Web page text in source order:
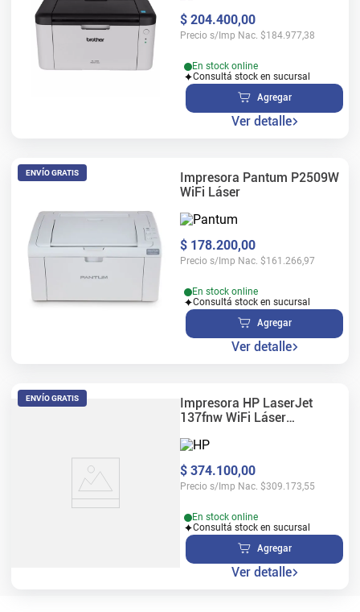
$ 204.400,00
Precio s/Imp Nac. $184.977,38
En stock online
Consultá stock en sucursal
Agregar
Ver detalle
ENVÍO GRATIS
Impresora Pantum P2509W
WiFi Láser
$ 178.200,00
Precio s/Imp Nac. $161.266,97
En stock online
Consultá stock en sucursal
Agregar
Ver detalle
ENVÍO GRATIS
Impresora HP LaserJet
137fnw WiFi Láser
$ 374.100,00
Precio s/Imp Nac. $309.173,55
En stock online
Consultá stock en sucursal
Agregar
Ver detalle